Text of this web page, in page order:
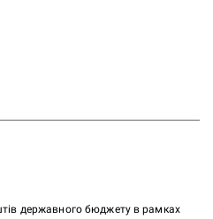
державного бюджету в рамках